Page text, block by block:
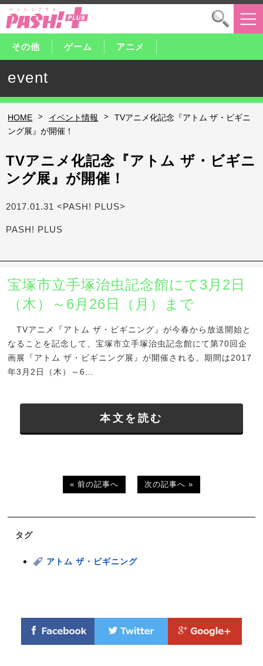
その他 ゲーム アニメ
event
HOME > イベント情報 >
TVアニメ化記念『アトム ザ・ビギニ
ング展』が開催！
TVアニメ化記念『アトム ザ・ビギニ
ング展』が開催！
2017.01.31 <PASH! PLUS>
PASH! PLUS
宝塚市立手塚治虫記念館にて3月2日
（木）～6月26日（月）まで
TVアニメ『アトム ザ・ビギニング』が今春から放送開始と
なることを記念して、宝塚市立手塚治虫記念館にて第70回企
画展『アトム ザ・ビギニング展』が開催される。期間は2017
年3月2日（木）～6...
本文を読む
« 前の記事へ 次の記事へ »
タグ
アトム ザ・ビギニング